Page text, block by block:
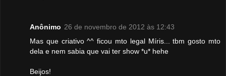
Anônimo 26 de novembro de 2012 às 12:43
Mas que criativo ^^ ficou mto legal Míris... tbm gosto mto
dela e nem sabia que vai ter show *u* hehe
Beijos!